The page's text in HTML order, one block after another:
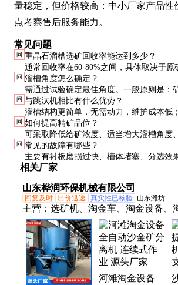
量稳定，但价格较高；中小厂家产品性
点考察售后服务能力。
常见问题
问 重晶石溜槽选矿回收率能达到多少？
通常回收率在60-80%之间，具体取决于原
高品位原矿（BaSO₄>60%）回收率可达
（BaSO₄30-40%）约60%左右。
问 溜槽角度怎么确定？
需通过试验确定最佳角度。一般原则是：
粗时可选用较小角度（15-20度）；密度差
大角度（20-25度）。实际操作中要兼顾
问 与跳汰机相比有什么优势？
溜槽结构更简单，无需动力，维护成本低
粗粒级分选。但跳汰机对细粒级回收效果
用。
问 如何提高精矿品位？
可采取降低给矿浓度、适当增大溜槽角度
等措施。必要时可采用多段溜槽串联或与
问 常见的故障有哪些？
主要有衬板磨损过快、槽体堵塞、分选效
是定期维护、控制合适工艺参数和及时更
相关厂家
山东桦润环保机械有限公司
回复及时 出价迅速 真实性已核验 山东潍坊
主营： 选矿机、淘金车、淘金设备、
河滩淘金设备